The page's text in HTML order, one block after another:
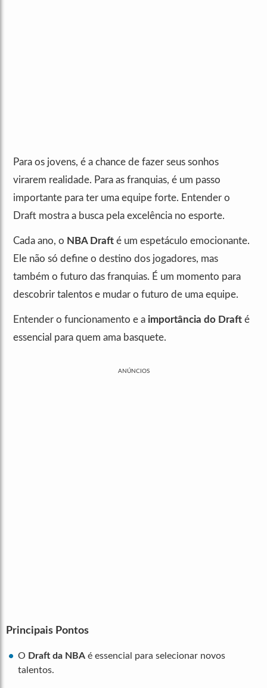
Para os jovens, é a chance de fazer seus sonhos
virarem realidade. Para as franquias, é um passo
importante para ter uma equipe forte. Entender o
Draft mostra a busca pela excelência no esporte.
Cada ano, o NBA Draft é um espetáculo emocionante.
Ele não só define o destino dos jogadores, mas
também o futuro das franquias. É um momento para
descobrir talentos e mudar o futuro de uma equipe.
Entender o funcionamento e a importância do Draft é
essencial para quem ama basquete.
ANÚNCIOS
Principais Pontos
O Draft da NBA é essencial para selecionar novos
talentos.